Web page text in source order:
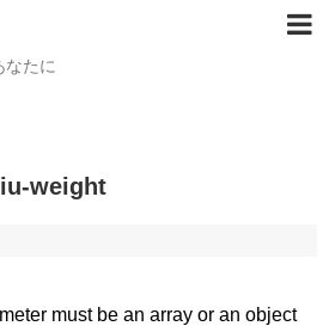
なたに
weight
must be an array or an object